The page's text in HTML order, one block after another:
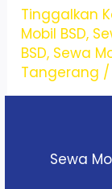
Tinggalkan
Mobil BSD,
BSD, Sewa
Tangerang /
Sewa